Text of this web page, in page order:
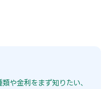
類や金利をまず知りたい、